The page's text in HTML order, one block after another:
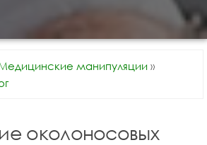
манипуляции »
околоносовых